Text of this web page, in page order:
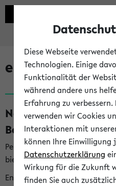
eKVV News
Nachhaltigkeitspreis
Bewerbungsphase
Per E-Mail eingestellt von
bielefeld.de an den Verteiler
English version below
Diese Webseite
Technologien. Einige
Funktionalität der
während andere uns
Erfahrung zu
verwenden wir Cookies
Interaktionen mit
können Ihre
Datenschutzerklärung
Wirkung für die Zukunft
finden Sie auch